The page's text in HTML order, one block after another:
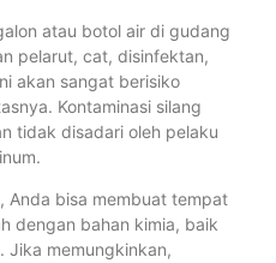
atau botol air di gudang
pelarut, cat, disinfektan,
akan sangat berisiko
Kontaminasi silang
tidak disadari oleh pelaku
Anda bisa membuat tempat
dengan bahan kimia, baik
Jika memungkinkan,